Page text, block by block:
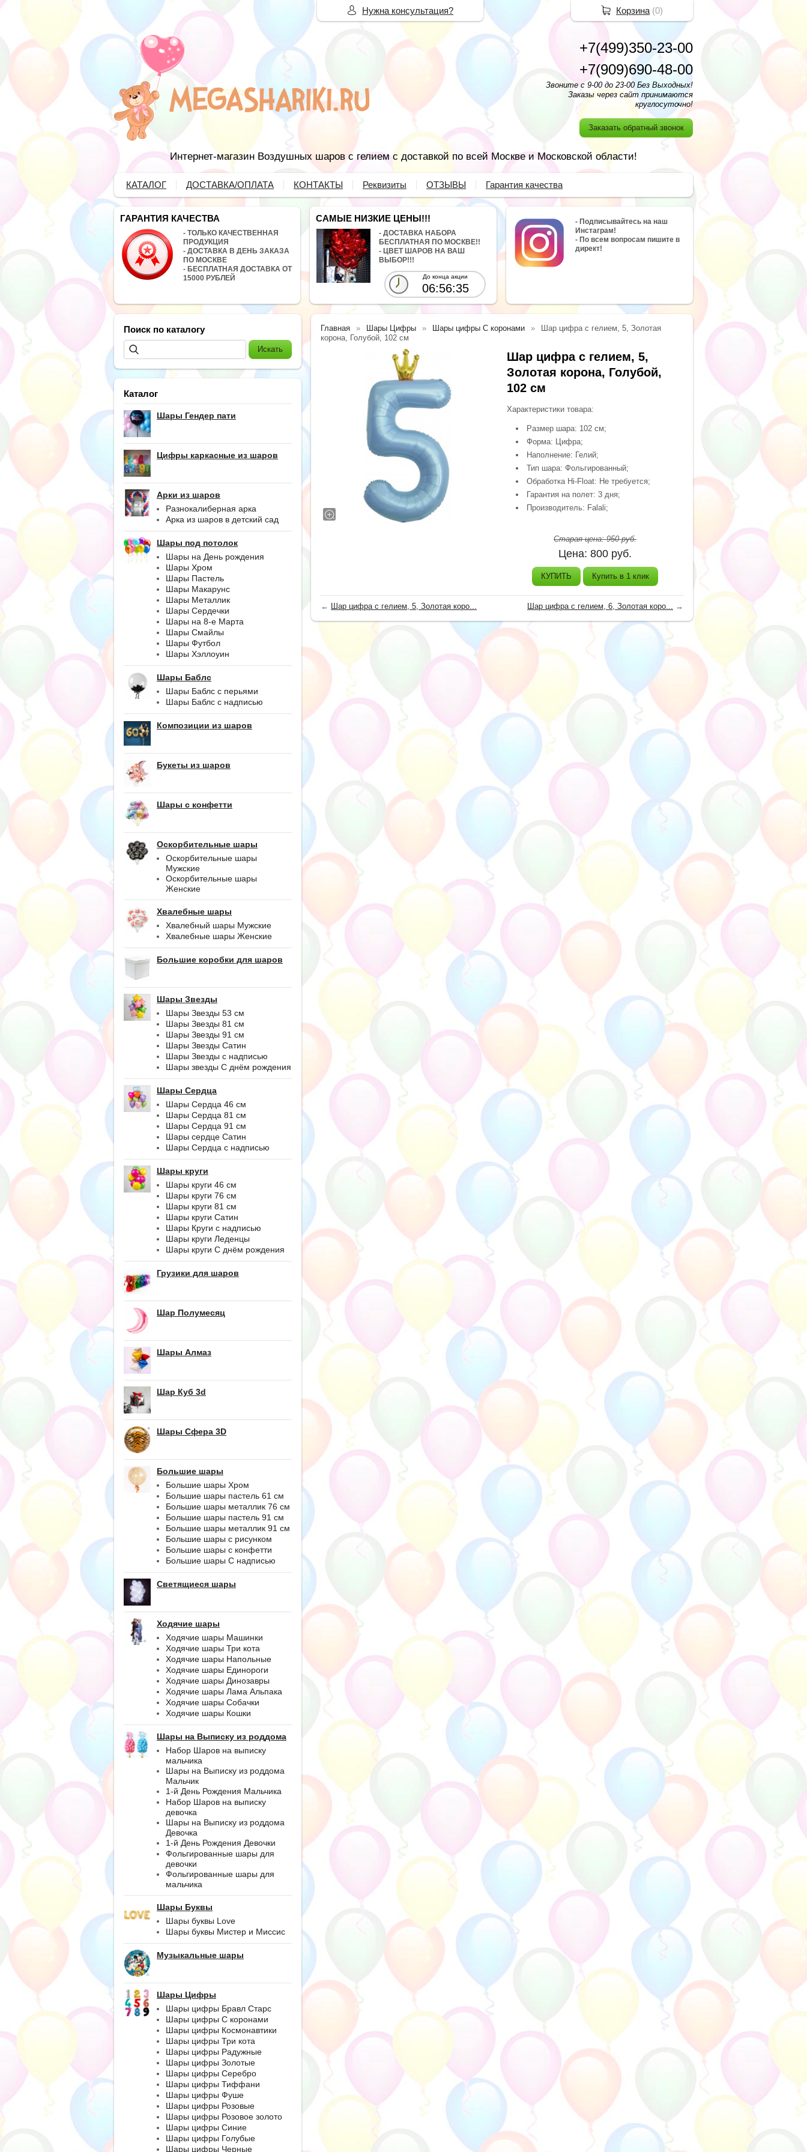
+7(499)350-23-00
+7(909)690-48-00
Звоните с 9-00 до 23-00 Без Выходных!
Заказы через сайт принимаются
круглосуточно!
Заказать обратный звонок
Интернет-магазин Воздушных шаров с гелием с доставкой по всей Москве и Московской области!
КАТАЛОГ ДОСТАВКА/ОПЛАТА КОНТАКТЫ Реквизиты ОТЗЫВЫ Гарантия качества
ГАРАНТИЯ КАЧЕСТВА
- ТОЛЬКО КАЧЕСТВЕННАЯ
ПРОДУКЦИЯ
- ДОСТАВКА В ДЕНЬ ЗАКАЗА
ПО МОСКВЕ
- БЕСПЛАТНАЯ ДОСТАВКА ОТ
15000 РУБЛЕЙ
САМЫЕ НИЗКИЕ ЦЕНЫ!!!
- ДОСТАВКА НАБОРА
БЕСПЛАТНАЯ ПО МОСКВЕ!!
- ЦВЕТ ШАРОВ НА ВАШ
ВЫБОР!!!
До конца акции
06:56:33
- Подписывайтесь на наш
Инстаграм!
- По всем вопросам пишите в
директ!
Поиск по каталогу
Каталог
Шары Гендер пати
Цифры каркасные из шаров
Арки из шаров
Разнокалиберная арка
Арка из шаров в детский сад
Шары под потолок
Шары на День рождения
Шары Хром
Шары Пастель
Шары Макарунс
Шары Металлик
Шары Сердечки
Шары на 8-е Марта
Шары Смайлы
Шары Футбол
Шары Хэллоуин
Шары Баблс
Шары Баблс с перьями
Шары Баблс с надписью
Композиции из шаров
Букеты из шаров
Шары с конфетти
Оскорбительные шары
Оскорбительные шары
Мужские
Оскорбительные шары
Женские
Хвалебные шары
Хвалебный шары Мужские
Хвалебные шары Женские
Большие коробки для шаров
Шары Звезды
Шары Звезды 53 см
Шары Звезды 81 см
Шары Звезды 91 см
Шары Звезды Сатин
Шары Звезды с надписью
Шары звезды С днём рождения
Шары Сердца
Шары Сердца 46 см
Шары Сердца 81 см
Шары Сердца 91 см
Шары сердце Сатин
Шары Сердца с надписью
Шары круги
Шары круги 46 см
Шары круги 76 см
Шары круги 81 см
Шары круги Сатин
Шары Круги с надписью
Шары круги Леденцы
Шары круги С днём рождения
Грузики для шаров
Шар Полумесяц
Шары Алмаз
Шар Куб 3d
Шары Сфера 3D
Большие шары
Большие шары Хром
Большие шары пастель 61 см
Большие шары металлик 76 см
Большие шары пастель 91 см
Большие шары металлик 91 см
Большие шары с рисунком
Большие шары с конфетти
Большие шары С надписью
Светящиеся шары
Ходячие шары
Ходячие шары Машинки
Ходячие шары Три кота
Ходячие шары Напольные
Ходячие шары Единороги
Ходячие шары Динозавры
Ходячие шары Лама Альпака
Ходячие шары Собачки
Ходячие шары Кошки
Шары на Выписку из роддома
Набор Шаров на выписку
мальчика
Шары на Выписку из роддома
Мальчик
1-й День Рождения Мальчика
Набор Шаров на выписку
девочка
Шары на Выписку из роддома
Девочка
1-й День Рождения Девочки
Фольгированные шары для
девочки
Фольгированные шары для
мальчика
Шары Буквы
Шары буквы Love
Шары буквы Мистер и Миссис
Музыкальные шары
Шары Цифры
Шары цифры Бравл Старс
Шары цифры С коронами
Шары цифры Космонавтики
Шары цифры Три кота
Шары цифры Радужные
Шары цифры Золотые
Шары цифры Серебро
Шары цифры Тиффани
Шары цифры Фуше
Шары цифры Розовые
Шары цифры Розовое золото
Шары цифры Синие
Шары цифры Голубые
Шары цифры Черные
Главная Шары Цифры Шары цифры С коронами
Шар цифра с гелием, 5, Золотая
корона, Голубой, 102 см
Шар цифра с гелием, 5,
Золотая корона, Голубой,
102 см
Характеристики товара:
Размер шара: 102 см;
Форма: Цифра;
Наполнение: Гелий;
Тип шара: Фольгированный;
Обработка Hi-Float: Не требуется;
Гарантия на полет: 3 дня;
Производитель: Falali;
Старая цена:950руб.
Цена: 800 руб.
КУПИТЬ Купить в 1 клик
← Шар цифра с гелием, 5, Золотая коро... Шар цифра с гелием, 6, Золотая коро... →
Нужна консультация? Корзина (0)